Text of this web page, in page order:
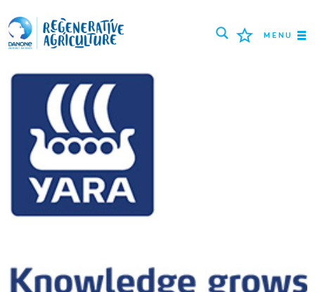
MENU
MEJORES PRÁCTICAS
HERRAMIENTAS
POLSKI NEDERLANDS FRANÇAIS